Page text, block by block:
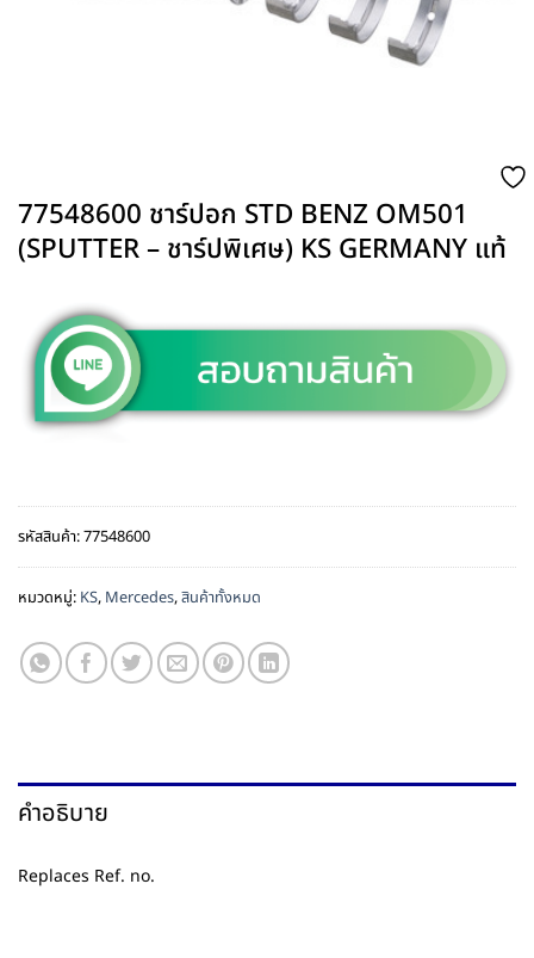
77548600 ชาร์ปอก STD BENZ OM501
(SPUTTER – ชาร์ปพิเศษ) KS GERMANY แท้
รหัสสินค้า:77548600
หมวดหมู่: KS, Mercedes,สินค้าทั้งหมด
คำอธิบาย
Replaces Ref. no.